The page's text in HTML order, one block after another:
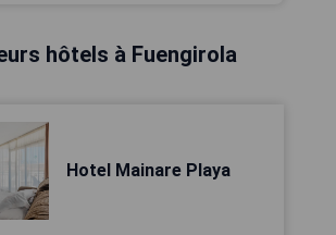
hôtels à Fuengirola
Hotel Mainare Playa